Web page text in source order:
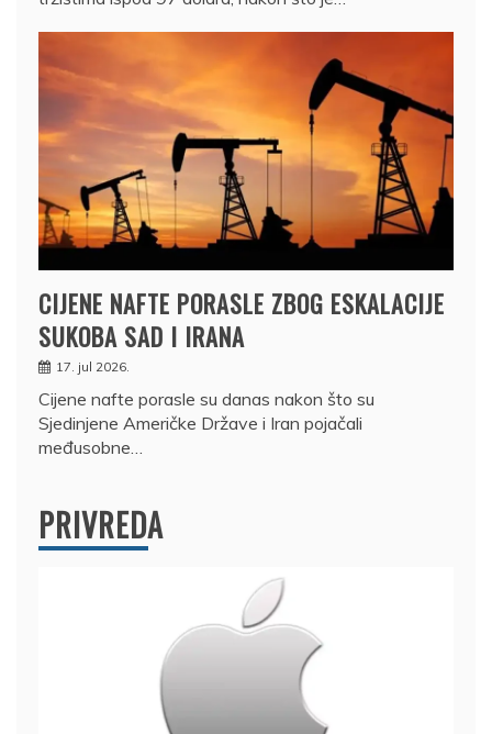
CIJENE NAFTE PORASLE ZBOG ESKALACIJE
SUKOBA SAD I IRANA
17. jul 2026.
Cijene nafte porasle su danas nakon što su
Sjedinjene Američke Države i Iran pojačali
međusobne…
PRIVREDA